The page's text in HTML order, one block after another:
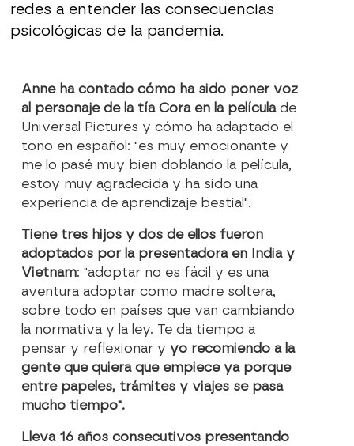
redes a entender las consecuencias
psicológicas de la pandemia.
Anne ha contado cómo ha sido poner voz
al personaje de la tía Cora en la películade
Universal Pictures y cómo ha adaptado el
tono en español: "es muy emocionante y
me lo pasé muy bien doblando la película,
estoy muy agradecida y ha sido una
experiencia de aprendizaje bestial".
Tiene tres hijos y dos de ellos fueron
adoptados por la presentadora en India y
Vietnam: "adoptar no es fácil y es una
aventura adoptar como madre soltera,
sobre todo en países que van cambiando
la normativa y la ley. Te da tiempo a
pensar y reflexionar y yo recomiendo a la
gente que quiera que empiece ya porque
entre papeles, trámites y viajes se pasa
mucho tiempo".
Lleva 16 años consecutivos presentando